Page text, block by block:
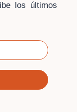
·
Escuela de
Política
los últimos